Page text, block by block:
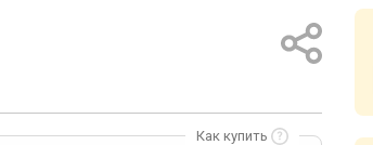
Как купить